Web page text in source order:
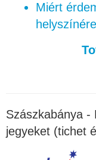
Miért
Szászkabánya -
jegyeket (tichet